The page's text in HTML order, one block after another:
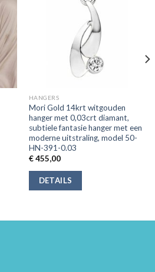
HANGERS
Mori Gold 14krt witgouden
hanger met 0,03crt diamant,
subtiele fantasie hanger met een
moderne uitstraling, model 50-
HN-391-0.03
€455,00
DETAILS